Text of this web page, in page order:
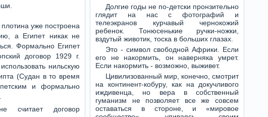
уже построена
а Египет никак не
Формально Египет
договор 1929 г.
нильскую
(Судан в то время
и формально
считает договор
Долгие годы не по-детски пронзительно
глядит на нас с фотографий и
телеэкранов курчавый чернокожий
ребенок. Тонюсенькие ручки-ножки,
вздутый животик, тоска в больших глазах.
Это - символ свободной Африки. Если
его не накормить, он наверняка умрет.
Если накормить - возможно, выживет.
Цивилизованный мир, конечно, смотрит
на континент-кобуру, как на докучливого
иждивенца, но вера в собственный
гуманизм не позволяет все же совсем
оставаться в стороне, и «мировое